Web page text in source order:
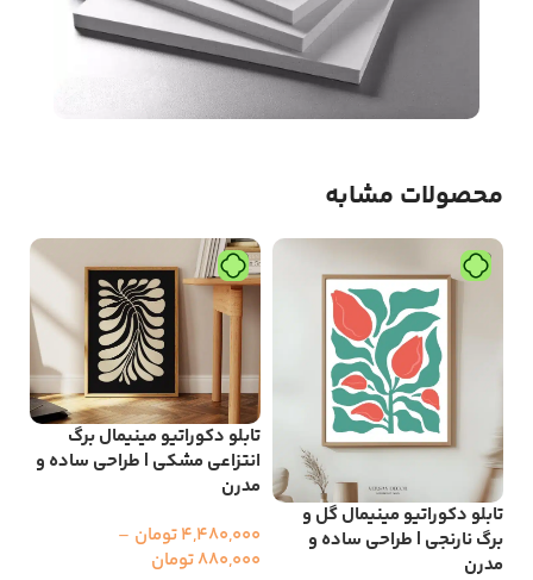
محصولات مشابه
تابلو دکوراتیو مینیمال گل و
برگ نارنجی | طراحی ساده و
مدرن
تابلو دکوراتیو مینیمال برگ
انتزاعی مشکی | طراحی ساده و
مدرن
4,480,000تومان –
880,000تومان